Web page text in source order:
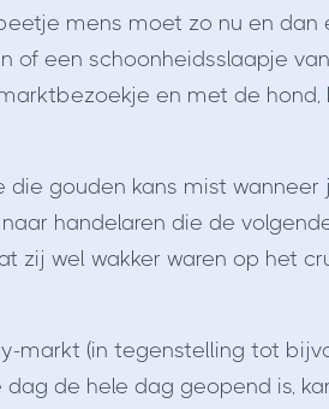
mens moet zo nu en dan
of een schoonheidsslaapje
en met de hond,
die gouden kans mist wanneer
handelaren die de
zij wel wakker waren op het
markt (in tegenstelling tot
de hele dag geopend is,